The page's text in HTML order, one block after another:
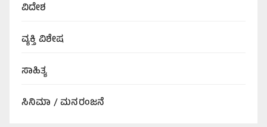
ವಿದೇಶ
ವ್ಯಕ್ತಿ ವಿಶೇಷ
ಸಾಹಿತ್ಯ
ಸಿನಿಮಾ / ಮನರಂಜನೆ